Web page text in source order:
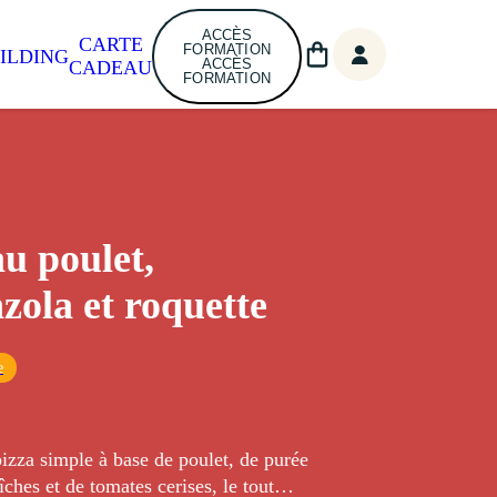
CARTE
CADEAU
ACCÈS
FORMATION
ACCÈS
FORMATION
poulet,
et roquette
simple à base de poulet, de purée
et de tomates cerises, le tout